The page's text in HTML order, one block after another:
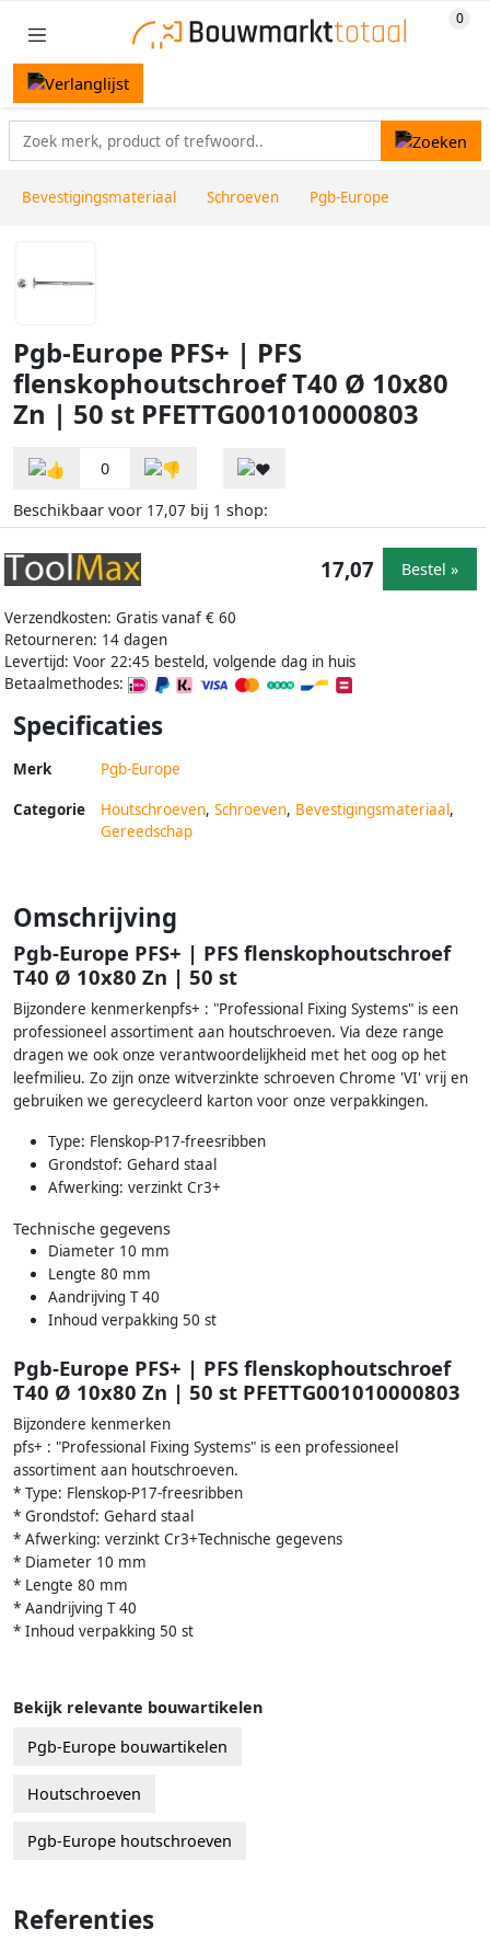
Bevestigingsmateriaal Schroeven Pgb-Europe
Pgb-Europe PFS+ | PFS
flenskophoutschroef T40 Ø 10x80
Zn | 50 st PFETTG001010000803
0
Beschikbaar voor 17,07 bij 1 shop:
Verzendkosten: Gratis vanaf € 60
Retourneren: 14 dagen
Levertijd: Voor 22:45 besteld, volgende dag in huis
Betaalmethodes:
17,07 Bestel »
Specificaties
Merk Pgb-Europe
Categorie Houtschroeven, Schroeven, Bevestigingsmateriaal,
Gereedschap
Omschrijving
Pgb-Europe PFS+ | PFS flenskophoutschroef
T40 Ø 10x80 Zn | 50 st
Bijzondere kenmerkenpfs+ : "Professional Fixing Systems" is een
professioneel assortiment aan houtschroeven. Via deze range
dragen we ook onze verantwoordelijkheid met het oog op het
leefmilieu. Zo zijn onze witverzinkte schroeven Chrome 'VI' vrij en
gebruiken we gerecycleerd karton voor onze verpakkingen.
Type: Flenskop-P17-freesribben
Grondstof: Gehard staal
Afwerking: verzinkt Cr3+
Technische gegevens
Diameter 10 mm
Lengte 80 mm
Aandrijving T 40
Inhoud verpakking 50 st
Pgb-Europe PFS+ | PFS flenskophoutschroef
T40 Ø 10x80 Zn | 50 st PFETTG001010000803
Bijzondere kenmerken
pfs+ : "Professional Fixing Systems" is een professioneel
assortiment aan houtschroeven.
* Type: Flenskop-P17-freesribben
* Grondstof: Gehard staal
* Afwerking: verzinkt Cr3+Technische gegevens
* Diameter 10 mm
* Lengte 80 mm
* Aandrijving T 40
* Inhoud verpakking 50 st
Bekijk relevante bouwartikelen
Pgb-Europe bouwartikelen
Houtschroeven
Pgb-Europe houtschroeven
Referenties